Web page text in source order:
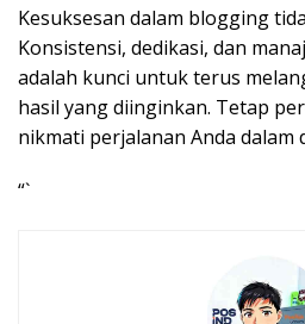
Kesuksesan dalam blogging
Konsistensi, dedikasi, dan
adalah kunci untuk terus
hasil yang diinginkan. Tetap
nikmati perjalanan Anda dalam
“`